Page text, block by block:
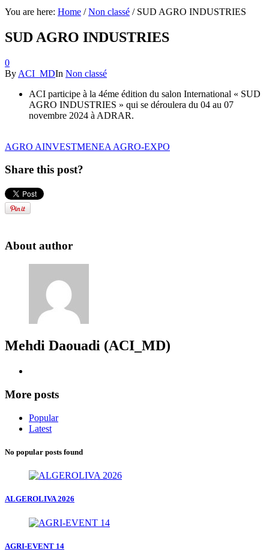
You are here: Home /Non classé / SUD AGRO INDUSTRIES
SUD AGRO INDUSTRIES
0
By ACI_MDIn Non classé
ACI participe à la 4éme édition du salon International « SUD
AGRO INDUSTRIES » qui se déroulera du 04 au 07
novembre 2024 à ADRAR.
AGRO AINVESTMENEA AGRO-EXPO
Share this post?
About author
Mehdi Daouadi (ACI_MD)
More posts
Popular
Latest
No popular posts found
ALGEROLIVA 2026
AGRI-EVENT 14